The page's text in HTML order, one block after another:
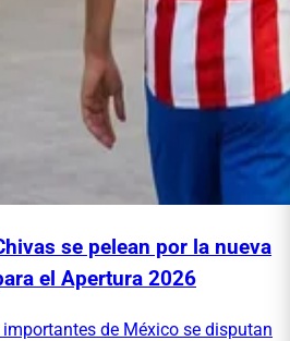
se pelean por la nueva
el Apertura 2026
de México se disputan